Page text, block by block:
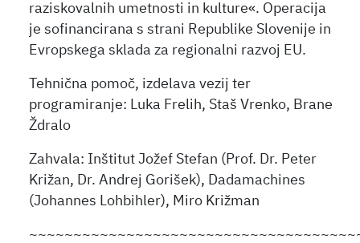
raziskovalnih umetnosti in kulture«. Operacija
je sofinancirana s strani Republike Slovenije in
Evropskega sklada za regionalni razvoj EU.
Tehnična pomoč, izdelava vezij ter
programiranje: Luka Frelih, Staš Vrenko, Brane
Ždralo
Zahvala: Inštitut Jožef Stefan (Prof. Dr. Peter
Križan, Dr. Andrej Gorišek), Dadamachines
(Johannes Lohbihler), Miro Križman